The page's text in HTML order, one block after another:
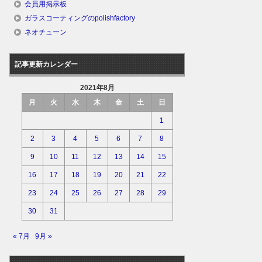
会員用掲示板
ガラスコーティングのpolishfactory
ネオチューン
記事更新カレンダー
2021年8月
月
火 水 木 金 土 日
1
2 3 4 5 6 7 8
9 10 11 12 13 14 15
16 17 18 19 20 21 22
23 24 25 26 27 28 29
30 31
« 7月 9月 »